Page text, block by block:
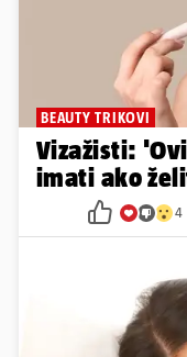
BEAUTY TRIKOVI
Vizažisti:
imati ako
4